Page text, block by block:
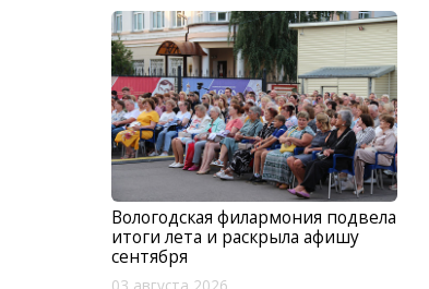
Вологодская филармония подвела
итоги лета и раскрыла афишу
сентября